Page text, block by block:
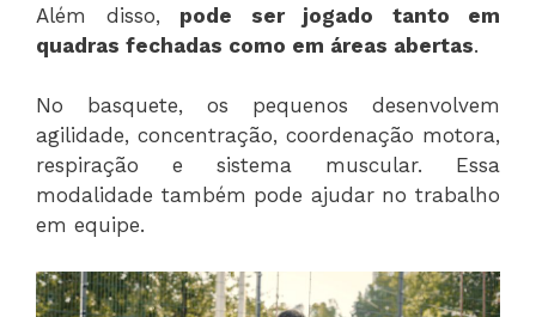
Além disso, pode ser jogado tanto em
quadras fechadas como em áreas abertas.
No basquete, os pequenos desenvolvem
agilidade, concentração, coordenação motora,
respiração e sistema muscular. Essa
modalidade também pode ajudar no trabalho
em equipe.